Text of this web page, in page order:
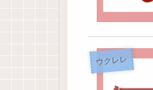
ウクレレ